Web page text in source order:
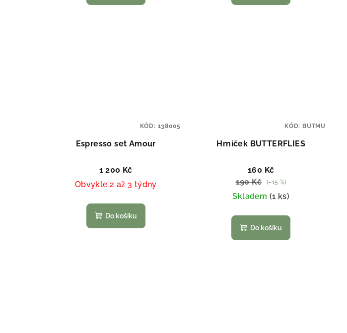
Espresso set Amour
1 200 Kč
Obvykle 2 až 3 týdny
Do košíku
KÓD: 138005
Hrníček BUTTERFLIES
160 Kč
190 Kč
(–15 %)
Skladem (1 ks)
Do košíku
KÓD: BUTMU